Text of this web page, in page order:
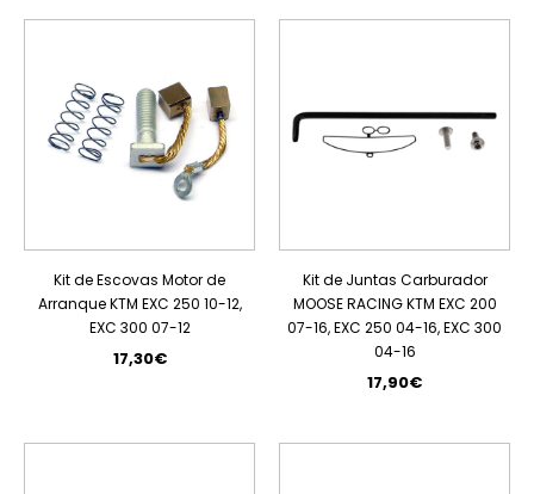
Kit de Escovas Motor de
Arranque KTM EXC 250 10-12,
EXC 300 07-12
17,30€
Kit de Juntas Carburador
MOOSE RACING KTM EXC 200
07-16, EXC 250 04-16, EXC 300
04-16
17,90€